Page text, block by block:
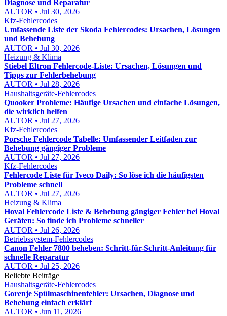
Diagnose und Reparatur
AUTOR • Jul 30, 2026
Kfz-Fehlercodes
Umfassende Liste der Skoda Fehlercodes: Ursachen, Lösungen
und Behebung
AUTOR • Jul 30, 2026
Heizung & Klima
Stiebel Eltron Fehlercode-Liste: Ursachen, Lösungen und
Tipps zur Fehlerbehebung
AUTOR • Jul 28, 2026
Haushaltsgeräte-Fehlercodes
Quooker Probleme: Häufige Ursachen und einfache Lösungen,
die wirklich helfen
AUTOR • Jul 27, 2026
Kfz-Fehlercodes
Porsche Fehlercode Tabelle: Umfassender Leitfaden zur
Behebung gängiger Probleme
AUTOR • Jul 27, 2026
Kfz-Fehlercodes
Fehlercode Liste für Iveco Daily: So löse ich die häufigsten
Probleme schnell
AUTOR • Jul 27, 2026
Heizung & Klima
Hoval Fehlercode Liste & Behebung gängiger Fehler bei Hoval
Geräten: So finde ich Probleme schneller
AUTOR • Jul 26, 2026
Betriebssystem-Fehlercodes
Canon Fehler 7800 beheben: Schritt-für-Schritt-Anleitung für
schnelle Reparatur
AUTOR • Jul 25, 2026
Beliebte Beiträge
Haushaltsgeräte-Fehlercodes
Gorenje Spülmaschinenfehler: Ursachen, Diagnose und
Behebung einfach erklärt
AUTOR • Jun 11, 2026